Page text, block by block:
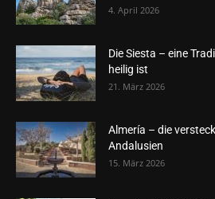
4. April 2026
Die Siesta – eine
heilig ist
21. März 2026
Almería – die
Andalusien
15. März 2026